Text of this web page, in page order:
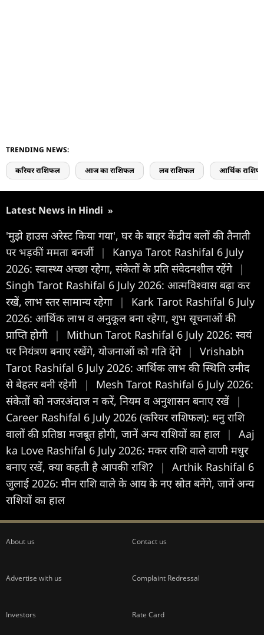
TRENDING NEWS:
करियर राशिफल आज का राशिफल लव राशिफल आर्थिक
Latest News in Hindi »
'मुझे हाउस अरेस्ट किया गया', घर के बाहर केंद्रीय बलों की तैनाती
पर भड़कीं ममता बनर्जी |
Kanya Tarot Rashifal 6 July
2026: स्वास्थ्य अच्छा रहेगा, संकेतों के प्रति संवेदनशील रहेंगे |
Singh Tarot Rashifal 6 July 2026: आत्मविश्वास बढ़ा कर
रखें, लाभ स्तर सामान्य रहेगा
|
Kark Tarot Rashifal 6 July
2026: आर्थिक लाभ व अनुकूल बना रहेगा, शुभ सूचनाओं की
प्राप्ति होगी
|
Mithun Tarot Rashifal 6 July 2026: स्वयं
पर नियंत्रण बनाए रखेंगे, योजनाओं को गति देंगे |
Vrishabh
Tarot Rashifal 6 July 2026: आर्थिक लाभ की स्थिति उमीद
से बेहतर बनी रहेगी
|
Mesh Tarot Rashifal 6 July 2026:
संकेतों को नजरअंदाज न करें, नियम व अनुशासन बनाए रखें
|
Career Rashifal 6 July 2026 (करियर राशिफल): धनु राशि
वालों की प्रतिष्ठा मजबूत होगी, जानें अन्य राशियों का हाल |
Aaj
ka Love Rashifal 6 July 2026: मकर राशि वाले वाणी मधुर
बनाए रखें, क्या कहती है आपकी राशि?
|
Arthik Rashifal 6
जुलाई 2026: मीन राशि वाले के आय के नए स्रोत बनेंगे, जानें अन्य
राशियों का हाल
About us Contact us
Advertise with us Complaint Redressal
Investors Rate Card